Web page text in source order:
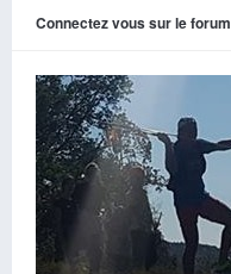
Connectez vous sur le forum